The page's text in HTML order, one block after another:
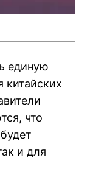
единую
китайских
что
и для